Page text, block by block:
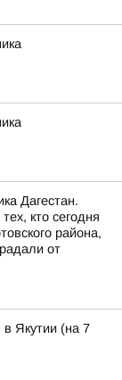
Дагестан.
кто сегодня
района,
от
Якутии (на 7